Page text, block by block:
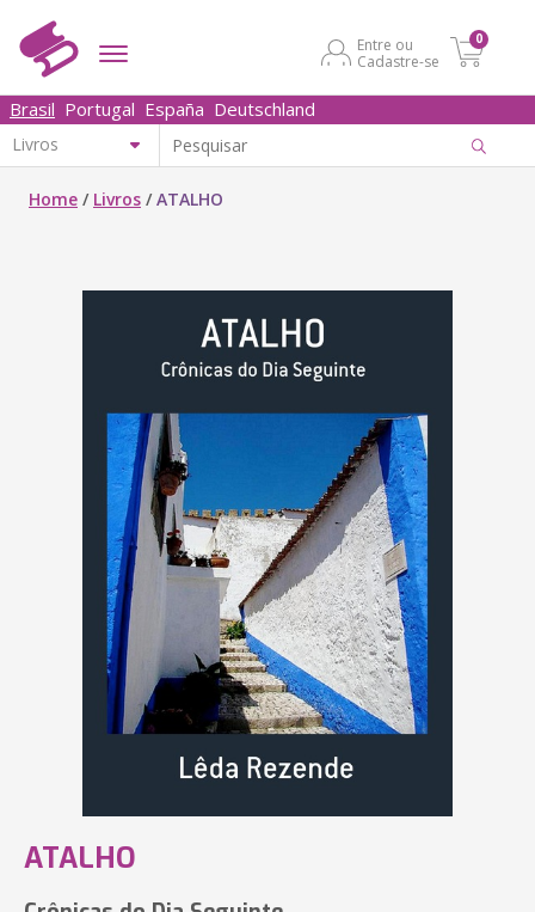
Entre ou
Cadastre-se
0
Brasil Portugal España Deutschland
Home / Livros /ATALHO
ATALHO